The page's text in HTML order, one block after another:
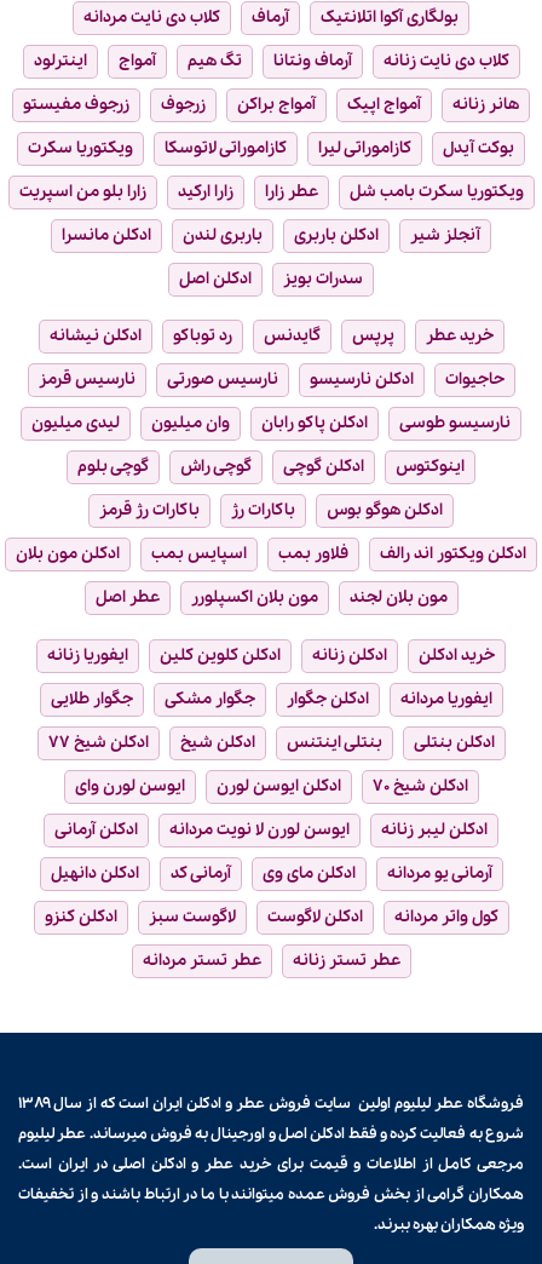
بولگاری آکوا اتلانتیک
آرماف
کلاب دی نایت مردانه
کلاب دی نایت زنانه
آرماف ونتانا تگ هیم آمواج
اینترلود
هانر زنانه
آمواج اپیک آمواج براکن زرجوف
زرجوف مفیستو
بوکت آیدل
کازاموراتی لیرا کازاموراتی لاتوسکا
ویکتوریا سکرت
ویکتوریا سکرت بامب شل
عطر زارا زارا ارکید
زارا بلو من اسپریت
آنجلز شیر
ادکلن باربری باربری لندن
ادکلن مانسرا
سدرات بویز
ادکلن اصل
خرید عطر پرپس گایدنس رد توباکو
ادکلن نیشانه
حاجیوات
ادکلن نارسیسو نارسیس صورتی
نارسیس قرمز
نارسیسو طوسی
ادکلن پاکو رابان وان میلیون
لیدی میلیون
اینوکتوس
ادکلن گوچی گوچی راش
گوچی بلوم
ادکلن هوگو بوس
باکارات رژ
باکارات رژ قرمز
ادکلن ویکتور اند رالف
فلاور بمب اسپایس بمب
ادکلن مون بلان
مون بلان لجند
مون بلان اکسپلورر عطر اصل
خرید ادکلن ادکلن زنانه ادکلن کلوین کلین
ایفوریا زنانه
ایفوریا مردانه
ادکلن جگوار جگوار مشکی
جگوار طلایی
ادکلن بنتلی
بنتلی اینتنس ادکلن شیخ
ادکلن شیخ ۷۷
ادکلن شیخ ۷۰
ادکلن ایوسن لورن
ایوسن لورن وای
ادکلن لیبر زنانه
ایوسن لورن لا نویت مردانه
ادکلن آرمانی
آرمانی یو مردانه
ادکلن مای وی آرمانی کد
ادکلن دانهیل
کول واتر مردانه
ادکلن لاگوست لاگوست سبز
ادکلن کنزو
عطر تستر زنانه
عطر تستر مردانه
فروشگاه عطر لیلیوم اولین سایت فروشعطر و ادکلن
ایران است که از سال ۱۳۸۹
شروع به فعالیت کرده و فقط ادکلن اصل و اورجینال به فروش میرساند. عطر لیلیوم
مرجعی کامل از اطلاعات و قیمت برایخرید عطر و ادکلن اصلی در ایران است.
همکاران گرامی از بخش فروش عمده میتوانند با ما در ارتباط باشند و از تخفیفات
ویژه همکاران بهره ببرند.